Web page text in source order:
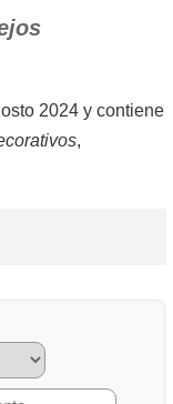
2024 y contiene
,